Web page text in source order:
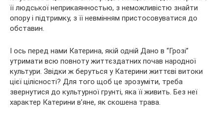
її людської неприкаянностью, з неможливістю знайти
опору і підтримку, з її невмінням пристосовуватися до
обставин.
І ось перед нами Катерина, якій одній Дано в “Грозі”
утримати всю повноту життєздатних почав народної
культури. Звідки ж беруться у Катерини життєві витоки
цієї цілісності? Для того щоб це зрозуміти, треба
звернутися до культурної грунті, яка її живить. Без неї
характер Катерини в’яне, як скошена трава.